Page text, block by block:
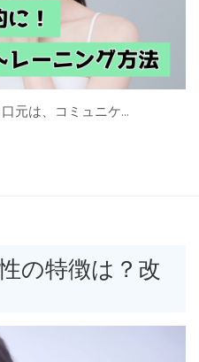
元は、コミュニケ…
の特徴は？改